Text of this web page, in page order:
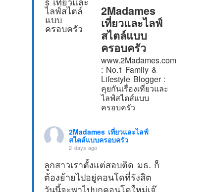
2Madames
เที่ยวและไลฟ์
สไตล์แบบ
ครอบครัว
www.2Madames.com
: No.1 Family &
Lifestyle Blogger :
คุยกันเรื่องเที่ยวและ
ไลฟ์สไตส์แบบ
ครอบครัว
2Madames เที่ยวและไลฟ์
สไตล์แบบครอบครัว
2 days ago
ลูกสาวเราตั้งแต่สอบติด มธ. ก็
ต้องย้ายไปอยู่คอนโดที่รังสิต
วันนี้จะพาไปบุกคอนโดใหม่เจ๊